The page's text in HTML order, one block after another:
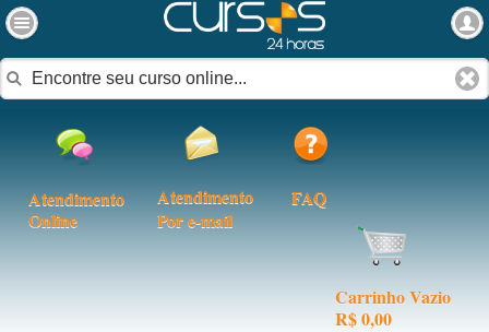
Atendimento
Online
Atendimento
Por e-mail
FAQ
Carrinho Vazio
R$ 0,00